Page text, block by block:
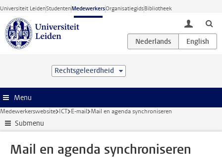
Ga direct naar de inhoud
Universiteit LeidenStudentenMedewerkersOrganisatiegidsBibliotheek
toggle
Rechtsgeleerdheid
Menu
Medewerkerswebsite ICT E-mail Mail en agenda synchroniseren
Submenu
Mail en agenda synchroniseren